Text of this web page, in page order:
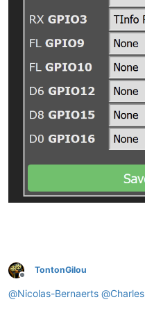
Offline
TontonGilou
@Nicolas-Bernaerts @Charles